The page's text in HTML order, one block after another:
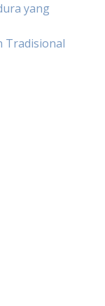
yang
Tradisional